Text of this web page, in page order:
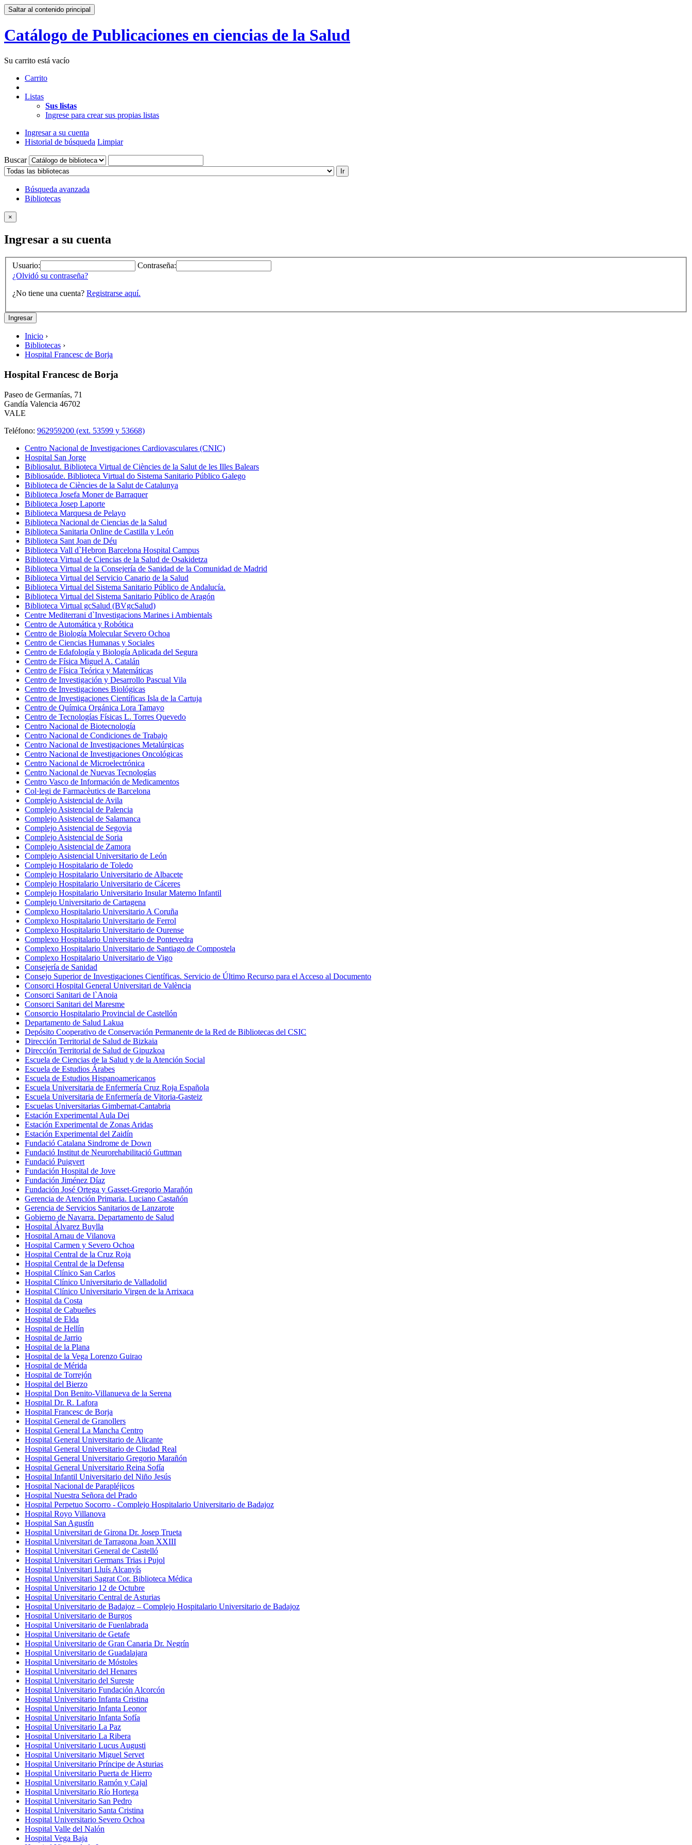
Saltar al contenido principal
Catálogo de Publicaciones en ciencias de la Salud
Su carrito está vacío
Carrito
Listas
Sus listas
Ingrese para crear sus propias listas
Ingresar a su cuenta
Historial de búsqueda Limpiar
Buscar
Ir
Búsqueda avanzada
Bibliotecas
×
Ingresar a su cuenta
Usuario:
Contraseña:
¿Olvidó su contraseña?
¿No tiene una cuenta? Registrarse aquí.
Inicio ›
Bibliotecas ›
Hospital Francesc de Borja
Hospital Francesc de Borja
Paseo de Germanías, 71
Gandía Valencia 46702
VALE
Teléfono: 962959200 (ext. 53599 y 53668)
Centro Nacional de Investigaciones Cardiovasculares (CNIC)
Hospital San Jorge
Bibliosalut. Biblioteca Virtual de Ciències de la Salut de les Illes Balears
Bibliosaúde. Biblioteca Virtual do Sistema Sanitario Público Galego
Biblioteca de Ciències de la Salut de Catalunya
Biblioteca Josefa Moner de Barraquer
Biblioteca Josep Laporte
Biblioteca Marquesa de Pelayo
Biblioteca Nacional de Ciencias de la Salud
Biblioteca Sanitaria Online de Castilla y León
Biblioteca Sant Joan de Déu
Biblioteca Vall d`Hebron Barcelona Hospital Campus
Biblioteca Virtual de Ciencias de la Salud de Osakidetza
Biblioteca Virtual de la Consejería de Sanidad de la Comunidad de Madrid
Biblioteca Virtual del Servicio Canario de la Salud
Biblioteca Virtual del Sistema Sanitario Público de Andalucía.
Biblioteca Virtual del Sistema Sanitario Público de Aragón
Biblioteca Virtual gcSalud (BVgcSalud)
Centre Mediterrani d`Investigacions Marines i Ambientals
Centro de Automática y Robótica
Centro de Biología Molecular Severo Ochoa
Centro de Ciencias Humanas y Sociales
Centro de Edafología y Biología Aplicada del Segura
Centro de Física Miguel A. Catalán
Centro de Física Teórica y Matemáticas
Centro de Investigación y Desarrollo Pascual Vila
Centro de Investigaciones Biológicas
Centro de Investigaciones Científicas Isla de la Cartuja
Centro de Química Orgánica Lora Tamayo
Centro de Tecnologías Físicas L. Torres Quevedo
Centro Nacional de Biotecnología
Centro Nacional de Condiciones de Trabajo
Centro Nacional de Investigaciones Metalúrgicas
Centro Nacional de Investigaciones Oncológicas
Centro Nacional de Microelectrónica
Centro Nacional de Nuevas Tecnologías
Centro Vasco de Información de Medicamentos
Col·legi de Farmacèutics de Barcelona
Complejo Asistencial de Avila
Complejo Asistencial de Palencia
Complejo Asistencial de Salamanca
Complejo Asistencial de Segovia
Complejo Asistencial de Soria
Complejo Asistencial de Zamora
Complejo Asistencial Universitario de León
Complejo Hospitalario de Toledo
Complejo Hospitalario Universitario de Albacete
Complejo Hospitalario Universitario de Cáceres
Complejo Hospitalario Universitario Insular Materno Infantil
Complejo Universitario de Cartagena
Complexo Hospitalario Universitario A Coruña
Complexo Hospitalario Universitario de Ferrol
Complexo Hospitalario Universitario de Ourense
Complexo Hospitalario Universitario de Pontevedra
Complexo Hospitalario Universitario de Santiago de Compostela
Complexo Hospitalario Universitario de Vigo
Consejería de Sanidad
Consejo Superior de Investigaciones Científicas. Servicio de Último Recurso para el Acceso al Documento
Consorci Hospital General Universitari de València
Consorci Sanitari de l`Anoia
Consorci Sanitari del Maresme
Consorcio Hospitalario Provincial de Castellón
Departamento de Salud Lakua
Depósito Cooperativo de Conservación Permanente de la Red de Bibliotecas del CSIC
Dirección Territorial de Salud de Bizkaia
Dirección Territorial de Salud de Gipuzkoa
Escuela de Ciencias de la Salud y de la Atención Social
Escuela de Estudios Árabes
Escuela de Estudios Hispanoamericanos
Escuela Universitaria de Enfermería Cruz Roja Española
Escuela Universitaria de Enfermería de Vitoria-Gasteiz
Escuelas Universitarias Gimbernat-Cantabria
Estación Experimental Aula Dei
Estación Experimental de Zonas Aridas
Estación Experimental del Zaidín
Fundació Catalana Sindrome de Down
Fundació Institut de Neurorehabilitació Guttman
Fundació Puigvert
Fundación Hospital de Jove
Fundación Jiménez Díaz
Fundación José Ortega y Gasset-Gregorio Marañón
Gerencia de Atención Primaria. Luciano Castañón
Gerencia de Servicios Sanitarios de Lanzarote
Gobierno de Navarra. Departamento de Salud
Hospital Álvarez Buylla
Hospital Arnau de Vilanova
Hospital Carmen y Severo Ochoa
Hospital Central de la Cruz Roja
Hospital Central de la Defensa
Hospital Clínico San Carlos
Hospital Clínico Universitario de Valladolid
Hospital Clínico Universitario Virgen de la Arrixaca
Hospital da Costa
Hospital de Cabueñes
Hospital de Elda
Hospital de Hellín
Hospital de Jarrio
Hospital de la Plana
Hospital de la Vega Lorenzo Guirao
Hospital de Mérida
Hospital de Torrejón
Hospital del Bierzo
Hospital Don Benito-Villanueva de la Serena
Hospital Dr. R. Lafora
Hospital Francesc de Borja
Hospital General de Granollers
Hospital General La Mancha Centro
Hospital General Universitario de Alicante
Hospital General Universitario de Ciudad Real
Hospital General Universitario Gregorio Marañón
Hospital General Universitario Reina Sofía
Hospital Infantil Universitario del Niño Jesús
Hospital Nacional de Parapléjicos
Hospital Nuestra Señora del Prado
Hospital Perpetuo Socorro - Complejo Hospitalario Universitario de Badajoz​
Hospital Royo Villanova
Hospital San Agustín
Hospital Universitari de Girona Dr. Josep Trueta
Hospital Universitari de Tarragona Joan XXIII
Hospital Universitari General de Castelló
Hospital Universitari Germans Trias i Pujol
Hospital Universitari Lluís Alcanyís
Hospital Universitari Sagrat Cor. Biblioteca Médica
Hospital Universitario 12 de Octubre
Hospital Universitario Central de Asturias
Hospital Universitario de Badajoz – Complejo Hospitalario Universitario de Badajoz
Hospital Universitario de Burgos
Hospital Universitario de Fuenlabrada
Hospital Universitario de Getafe
Hospital Universitario de Gran Canaria Dr. Negrín
Hospital Universitario de Guadalajara
Hospital Universitario de Móstoles
Hospital Universitario del Henares
Hospital Universitario del Sureste
Hospital Universitario Fundación Alcorcón
Hospital Universitario Infanta Cristina
Hospital Universitario Infanta Leonor
Hospital Universitario Infanta Sofía
Hospital Universitario La Paz
Hospital Universitario La Ribera
Hospital Universitario Lucus Augusti
Hospital Universitario Miguel Servet
Hospital Universitario Príncipe de Asturias
Hospital Universitario Puerta de Hierro
Hospital Universitario Ramón y Cajal
Hospital Universitario Río Hortega
Hospital Universitario San Pedro
Hospital Universitario Santa Cristina
Hospital Universitario Severo Ochoa
Hospital Valle del Nalón
Hospital Vega Baja